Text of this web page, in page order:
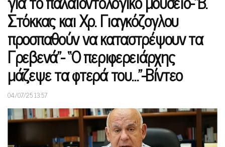
Στόκκας και Χρ. Γιαγκόζογλου
προσπαθούν να καταστρέψουν τα
Γρεβενά”- “Ο περιφερειάρχης
μάζεψε τα φτερά του…”-Βίντεο
04/07/25 13:57